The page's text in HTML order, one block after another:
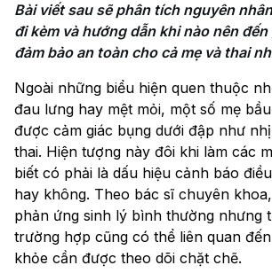
Bài viết sau sẽ phân tích nguyên
đi kèm và hướng dẫn khi nào nên đến
đảm bảo an toàn cho cả mẹ và thai
Ngoài những biểu hiện quen thuộc
đau lưng hay mệt mỏi, một số mẹ
được cảm giác bụng dưới đập như
thai. Hiện tượng này đôi khi làm các
biết có phải là dấu hiệu cảnh báo
hay không. Theo bác sĩ chuyên
phản ứng sinh lý bình thường nhưng
trường hợp cũng có thể liên quan
khỏe cần được theo dõi chặt chẽ.